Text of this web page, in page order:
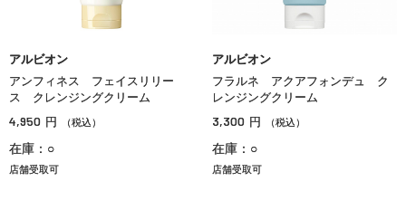
アルビオン
アンフィネス フェイスリリー
ス クレンジングクリーム
4,950 円 （税込）
在庫：○
店舗受取可
アルビオン
フラルネ アクアフォンデュ ク
レンジングクリーム
3,300 円 （税込）
在庫：○
店舗受取可